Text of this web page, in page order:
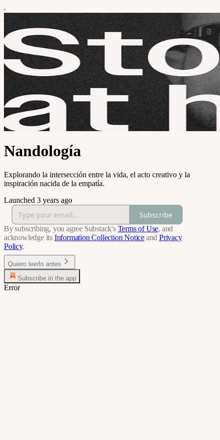
Nandología
Explorando la intersección entre la vida, el acto creativo y la
inspiración nacida de la empatía.
Launched 3 years ago
Subscribe
By subscribing, you agree Substack's Terms of Use, and
acknowledge its Information Collection Notice and Privacy
Policy.
Quiero leerlo antes
Subscribe in the app
Error